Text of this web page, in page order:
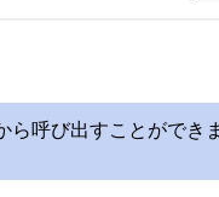
呼び出すことができま